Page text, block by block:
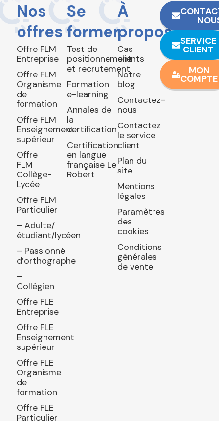
Nos
offres
Offre FLM
Entreprise
Offre FLM
Organisme
de
formation
Offre FLM
Enseignement
supérieur
Offre
FLM
Collège-
Lycée
Offre FLM
Particulier
– Adulte/
étudiant/lycéen
– Passionné
d’orthographe
–
Collégien
Offre FLE
Entreprise
Offre FLE
Enseignement
supérieur
Offre FLE
Organisme
de
formation
Offre FLE
Particulier
Se
former
Test de
positionnement
et recrutement
Formation
e-learning
Annales de
la
certification
Certification
en langue
française Le
Robert
À
propos
Cas
clients
Notre
blog
Contactez-
nous
Contactez
le service
client
Plan du
site
Mentions
légales
Paramètres
des
cookies
Conditions
générales
de vente
SERVICE
CLIENT
MON
COMPTE